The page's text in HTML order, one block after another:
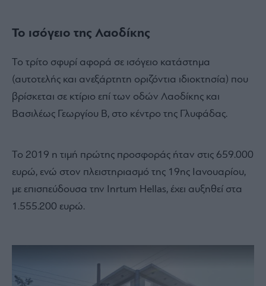
Το ισόγειο της Λαοδίκης
Το τρίτο σφυρί αφορά σε ισόγειο κατάστημα
(αυτοτελής και ανεξάρτητη οριζόντια ιδιοκτησία) που
βρίσκεται σε κτίριο επί των οδών Λαοδίκης και
Βασιλέως Γεωργίου Β, στο κέντρο της Γλυφάδας.
Το 2019 η τιμή πρώτης προσφοράς ήταν στις 659.000
ευρώ, ενώ στον πλειστηριασμό της 19ης Ιανουαρίου,
με επισπεύδουσα την Inrtum Hellas, έχει αυξηθεί στα
1.555.200 ευρώ.